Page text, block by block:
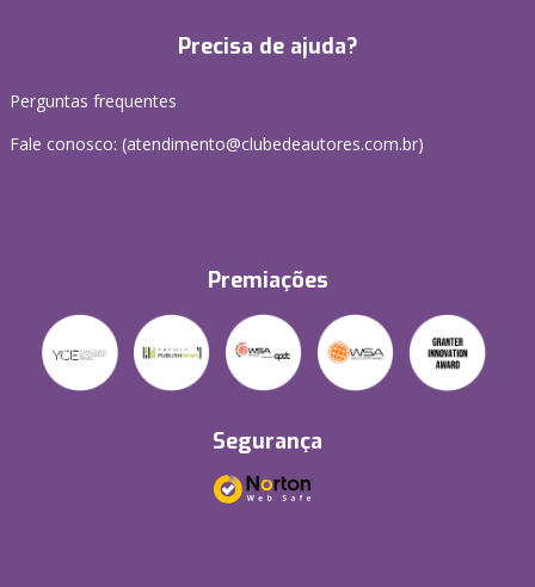
Precisa de ajuda?
Perguntas frequentes
Fale conosco: (atendimento@clubedeautores.com.br)
Premiações
Segurança